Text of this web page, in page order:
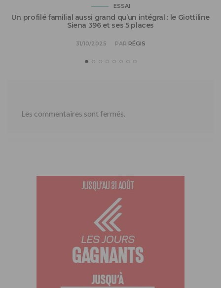
ESSAI
Un profilé familial aussi grand qu’un intégral : le Giottiline
Siena 396 et ses 5 places
31/10/2025 PAR RÉGIS
Les commentaires sont fermés.